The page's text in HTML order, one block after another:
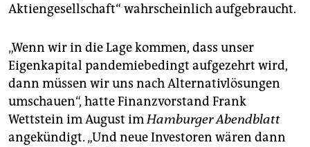
Aktiengesellschaft“ wahrscheinlich aufgebraucht.
„Wenn wir in die Lage kommen, dass unser
Eigenkapital pandemiebedingt aufgezehrt wird,
dann müssen wir uns nach Alternativlösungen
umschauen“, hatte Finanzvorstand Frank
Wettstein im August imHamburger Abendblatt
angekündigt. „Und neue Investoren wären dann